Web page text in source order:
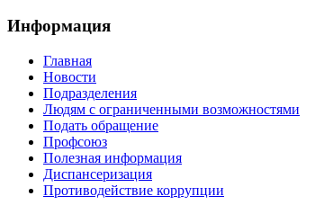
Информация
Главная
Новости
Подразделения
Людям с ограниченными возможностями
Подать обращение
Профсоюз
Полезная информация
Диспансеризация
Противодействие коррупции